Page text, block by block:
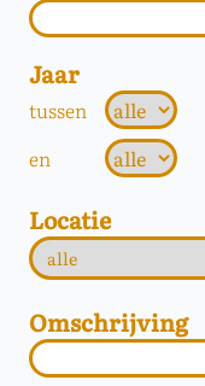
Jaar
tussen
en
Locatie
Omschrijving